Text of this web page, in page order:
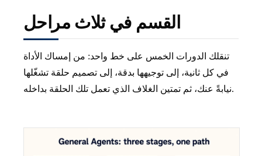
القسم في ثلاث مراحل
تنقلك الدورات الخمس على خط واحد: من إمساك الأداة
في كل ثانية، إلى توجيهها بدقة، إلى تصميم حلقة تشغّلها
نيابةً عنك، ثم تمتين الغلاف الذي تعمل تلك الحلقة بداخله.